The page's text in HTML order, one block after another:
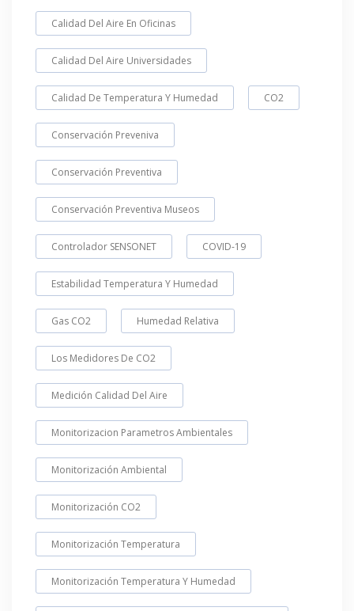
Calidad Del Aire En Oficinas
Calidad Del Aire Universidades
Calidad De Temperatura Y Humedad CO2
Conservación Preveniva
Conservación Preventiva
Conservación Preventiva Museos
Controlador SENSONET COVID-19
Estabilidad Temperatura Y Humedad
Gas CO2 Humedad Relativa
Los Medidores De CO2
Medición Calidad Del Aire
Monitorizacion Parametros Ambientales
Monitorización Ambiental
Monitorización CO2
Monitorización Temperatura
Monitorización Temperatura Y Humedad